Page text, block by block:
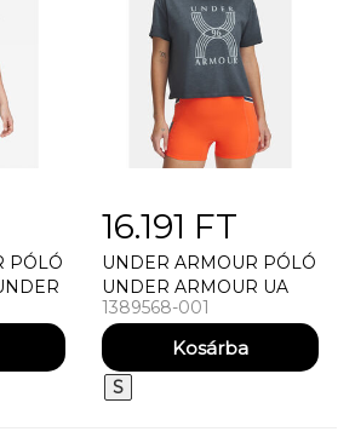
PÓLÓ
-
16.191 FT
UNDER ARMOUR PÓLÓ
UNDER ARMOUR UA
RUN 96 GRAPHIC SS
NÕI PÓLÓ
1389568-001
S